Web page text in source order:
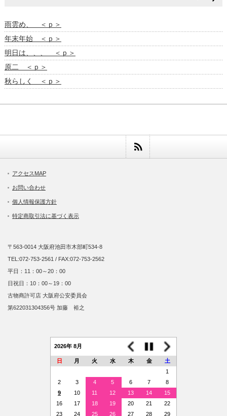
雨雲め、 ＜ｐ＞
年末年始 ＜ｐ＞
明日は、、、 ＜ｐ＞
原二 ＜ｐ＞
秋らしく ＜ｐ＞
アクセスMAP
お問い合わせ
個人情報保護方針
特定商取引法に基づく表示
〒563-0014 大阪府池田市木部町534-8
TEL:072-753-2561 / FAX:072-753-2562
平日：11：00～20：00
日祝日：10：00～19：00
古物商許可店 大阪府公安委員会
第622031304356号 加藤 裕之
2026年 8月
日 月 火 水 木 金
土
1
2
3 4 5 6 7
8
9
10 11 12 13 14
15
16
17 18 19 20 21
22
23
24 25 26 27 28 29